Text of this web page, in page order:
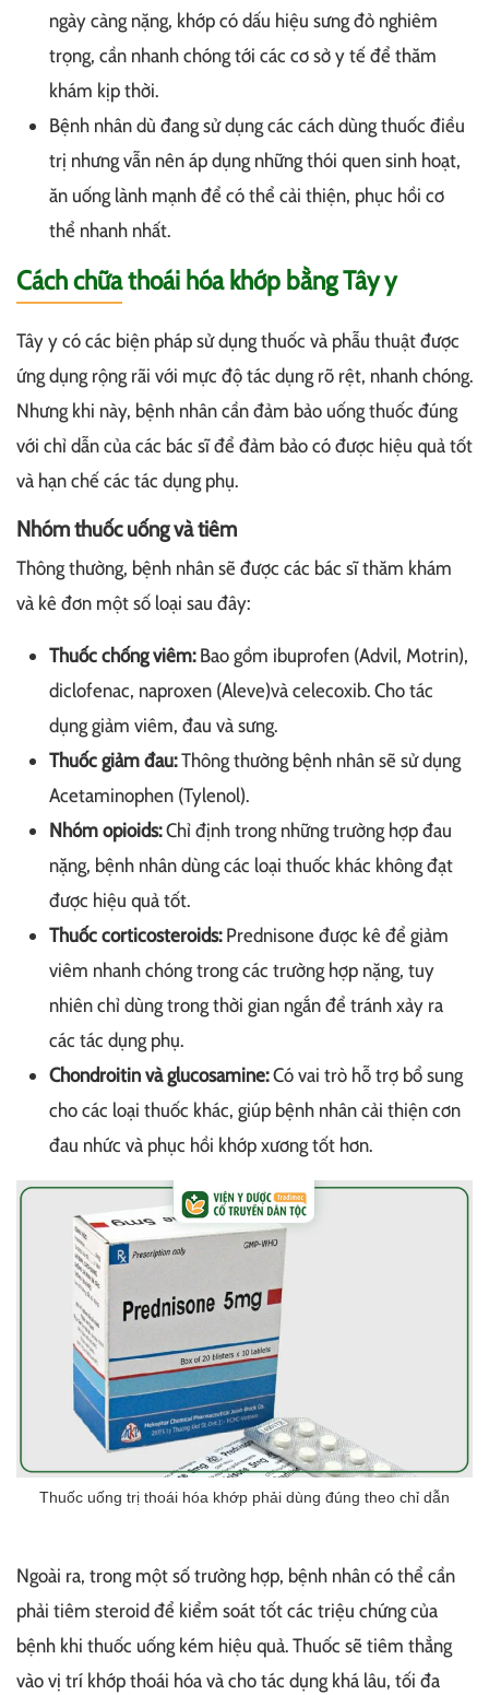
ngày càng nặng, khớp có dấu hiệu sưng đỏ nghiêm
trọng, cần nhanh chóng tới các cơ sở y tế để thăm
khám kịp thời.
Bệnh nhân dù đang sử dụng các cách dùng thuốc điều
trị nhưng vẫn nên áp dụng những thói quen sinh hoạt,
ăn uống lành mạnh để có thể cải thiện, phục hồi cơ
thể nhanh nhất.
Cách chữa thoái hóa khớp bằng Tây y
Tây y có các biện pháp sử dụng thuốc và phẫu thuật được
ứng dụng rộng rãi với mực độ tác dụng rõ rệt, nhanh chóng.
Nhưng khi này, bệnh nhân cần đảm bảo uống thuốc đúng
với chỉ dẫn của các bác sĩ để đảm bảo có được hiệu quả tốt
và hạn chế các tác dụng phụ.
Nhóm thuốc uống và tiêm
Thông thường, bệnh nhân sẽ được các bác sĩ thăm khám
và kê đơn một số loại sau đây:
Thuốc chống viêm:Bao gồm ibuprofen (Advil, Motrin),
diclofenac, naproxen (Aleve)và celecoxib. Cho tác
dụng giảm viêm, đau và sưng.
Thuốc giảm đau:Thông thường bệnh nhân sẽ sử dụng
Acetaminophen (Tylenol).
Nhóm opioids:Chỉ định trong những trường hợp đau
nặng, bệnh nhân dùng các loại thuốc khác không đạt
được hiệu quả tốt.
Thuốc corticosteroids:Prednisone được kê để giảm
viêm nhanh chóng trong các trường hợp nặng, tuy
nhiên chỉ dùng trong thời gian ngắn để tránh xảy ra
các tác dụng phụ.
Chondroitin và glucosamine:Có vai trò hỗ trợ bổ sung
cho các loại thuốc khác, giúp bệnh nhân cải thiện cơn
đau nhức và phục hồi khớp xương tốt hơn.
Thuốc uống trị thoái hóa khớp phải dùng đúng theo chỉ dẫn
Ngoài ra, trong một số trường hợp, bệnh nhân có thể cần
phải tiêm steroid để kiểm soát tốt các triệu chứng của
bệnh khi thuốc uống kém hiệu quả. Thuốc sẽ tiêm thẳng
vào vị trí khớp thoái hóa và cho tác dụng khá lâu, tối đa